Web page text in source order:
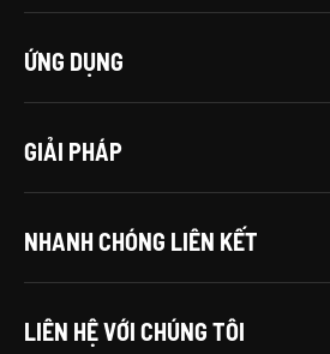
ỨNG DỤNG
GIẢI PHÁP
NHANH CHÓNG LIÊN KẾT
LIÊN HỆ VỚI CHÚNG TÔI